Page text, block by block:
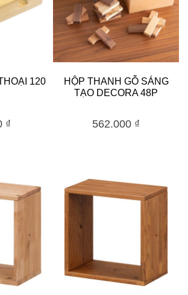
120
₫
HỘP THANH GỖ SÁNG
TẠO DECORA 48P
562.000 ₫